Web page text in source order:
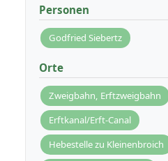
Personen
Godfried Siebertz
Orte
Zweigbahn, Erftzweigbahn
Erftkanal/Erft-Canal
Hebestelle zu Kleinenbroich